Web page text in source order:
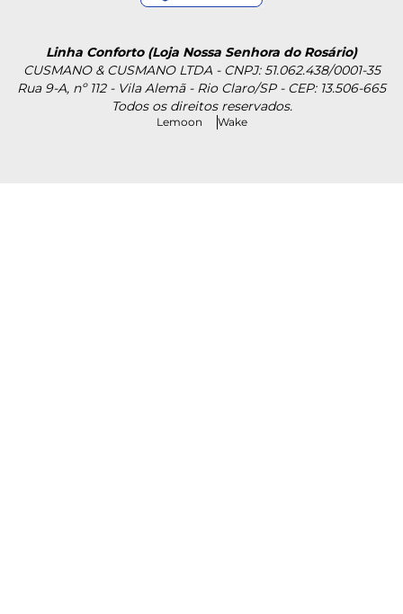
Linha Conforto (Loja Nossa Senhora do Rosário)
CUSMANO & CUSMANO LTDA - CNPJ: 51.062.438/0001-35
Rua 9-A, nº 112 - Vila Alemã - Rio Claro/SP - CEP: 13.506-665
Todos os direitos reservados.
Lemoon Wake